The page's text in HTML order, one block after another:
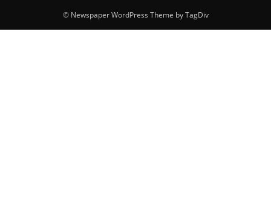
© Newspaper WordPress Theme by TagDiv